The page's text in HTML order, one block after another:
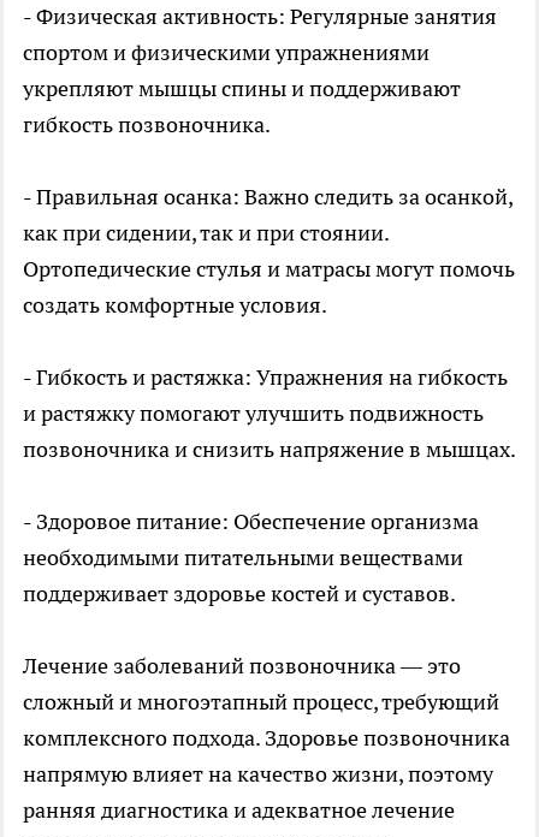
- Физическая активность: Регулярные занятия
спортом и физическими упражнениями
укрепляют мышцы спины и поддерживают
гибкость позвоночника.
- Правильная осанка: Важно следить за осанкой,
как при сидении, так и при стоянии.
Ортопедические стулья и матрасы могут помочь
создать комфортные условия.
- Гибкость и растяжка: Упражнения на гибкость
и растяжку помогают улучшить подвижность
позвоночника и снизить напряжение в мышцах.
- Здоровое питание: Обеспечение организма
необходимыми питательными веществами
поддерживает здоровье костей и суставов.
Лечение заболеваний позвоночника — это
сложный и многоэтапный процесс, требующий
комплексного подхода. Здоровье позвоночника
напрямую влияет на качество жизни, поэтому
ранняя диагностика и адекватное лечение